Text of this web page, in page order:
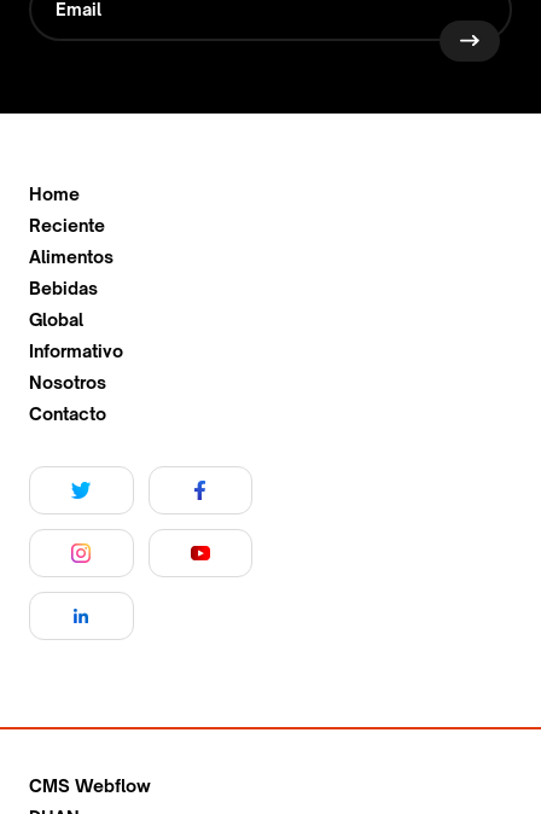
Home
Reciente
Alimentos
Bebidas
Global
Informativo
Nosotros
Contacto
CMS Webflow